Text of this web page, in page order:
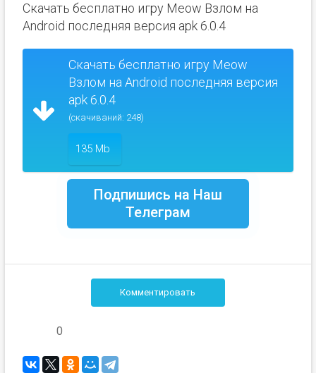
Скачать бесплатно игру Meow Взлом на
Android последняя версия apk 6.0.4
Скачать бесплатно игру Meow
Взлом на Android последняя версия
apk 6.0.4
(скачиваний: 248)
135 Mb
Подпишись на Наш
Телеграм
Комментировать
0